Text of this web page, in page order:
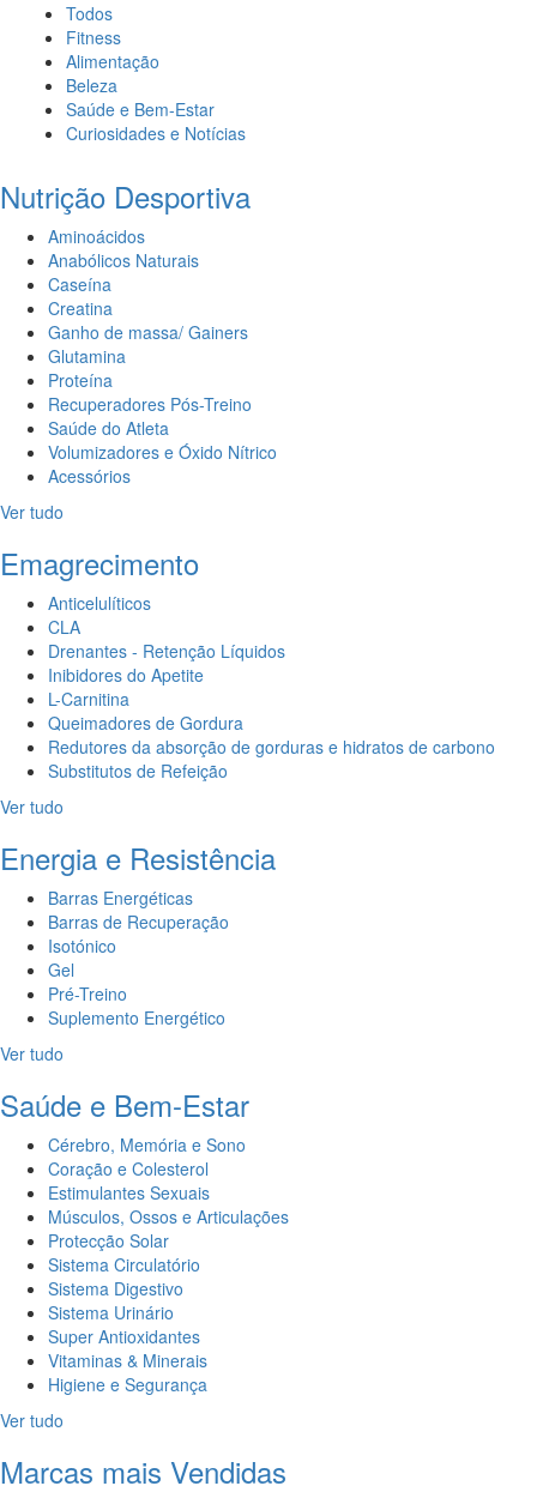
Todos
Fitness
Alimentação
Beleza
Saúde e Bem-Estar
Curiosidades e Notícias
Nutrição Desportiva
Aminoácidos
Anabólicos Naturais
Caseína
Creatina
Ganho de massa/ Gainers
Glutamina
Proteína
Recuperadores Pós-Treino
Saúde do Atleta
Volumizadores e Óxido Nítrico
Acessórios
Ver tudo
Emagrecimento
Anticelulíticos
CLA
Drenantes - Retenção Líquidos
Inibidores do Apetite
L-Carnitina
Queimadores de Gordura
Redutores da absorção de gorduras e hidratos de carbono
Substitutos de Refeição
Ver tudo
Energia e Resistência
Barras Energéticas
Barras de Recuperação
Isotónico
Gel
Pré-Treino
Suplemento Energético
Ver tudo
Saúde e Bem-Estar
Cérebro, Memória e Sono
Coração e Colesterol
Estimulantes Sexuais
Músculos, Ossos e Articulações
Protecção Solar
Sistema Circulatório
Sistema Digestivo
Sistema Urinário
Super Antioxidantes
Vitaminas & Minerais
Higiene e Segurança
Ver tudo
Marcas mais Vendidas